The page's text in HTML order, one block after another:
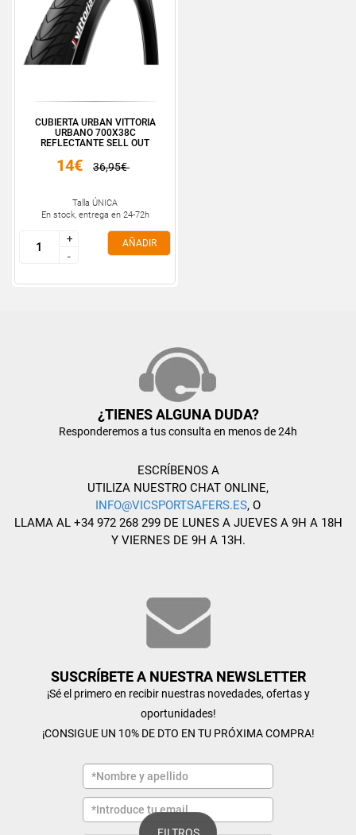
CUBIERTA URBAN VITTORIA
URBANO 700X38C
REFLECTANTE SELL OUT
14€ 36,95€
Talla ÚNICA
En stock, entrega en 24-72h
+
-
+
-
AÑADIR
¿TIENES ALGUNA DUDA?
Responderemos a tus consulta en menos de 24h
ESCRÍBENOS A
UTILIZA NUESTRO CHAT ONLINE,
INFO@VICSPORTSAFERS.ES, O
LLAMA AL +34 972 268 299 DE LUNES A JUEVES A 9H A 18H
Y VIERNES DE 9H A 13H.
SUSCRÍBETE A NUESTRA NEWSLETTER
¡Sé el primero en recibir nuestras novedades, ofertas y
oportunidades!
¡CONSIGUE UN 10% DE DTO EN TU PRÓXIMA COMPRA!